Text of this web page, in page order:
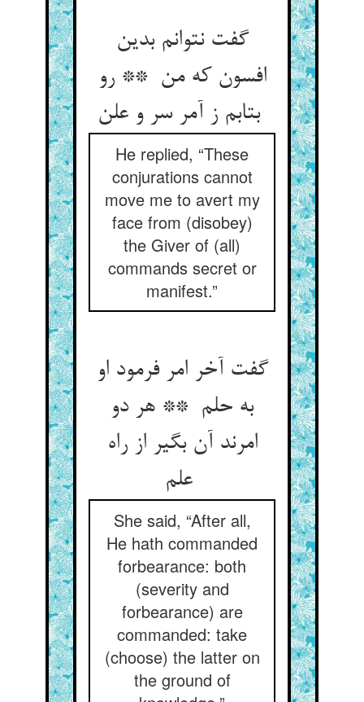
گفت نتوانم بدین
افسون که من ** رو
بتابم ز آمر سر و علن
He replied, “These
conjurations cannot
move me to avert my
face from (disobey)
the Giver of (all)
commands secret or
manifest.”
گفت آخر امر فرمود او
به حلم ** هر دو
امرند آن بگیر از راه
She said, “After all,
He hath commanded
forbearance: both
(severity and
forbearance) are
commanded: take
(choose) the latter on
the ground of